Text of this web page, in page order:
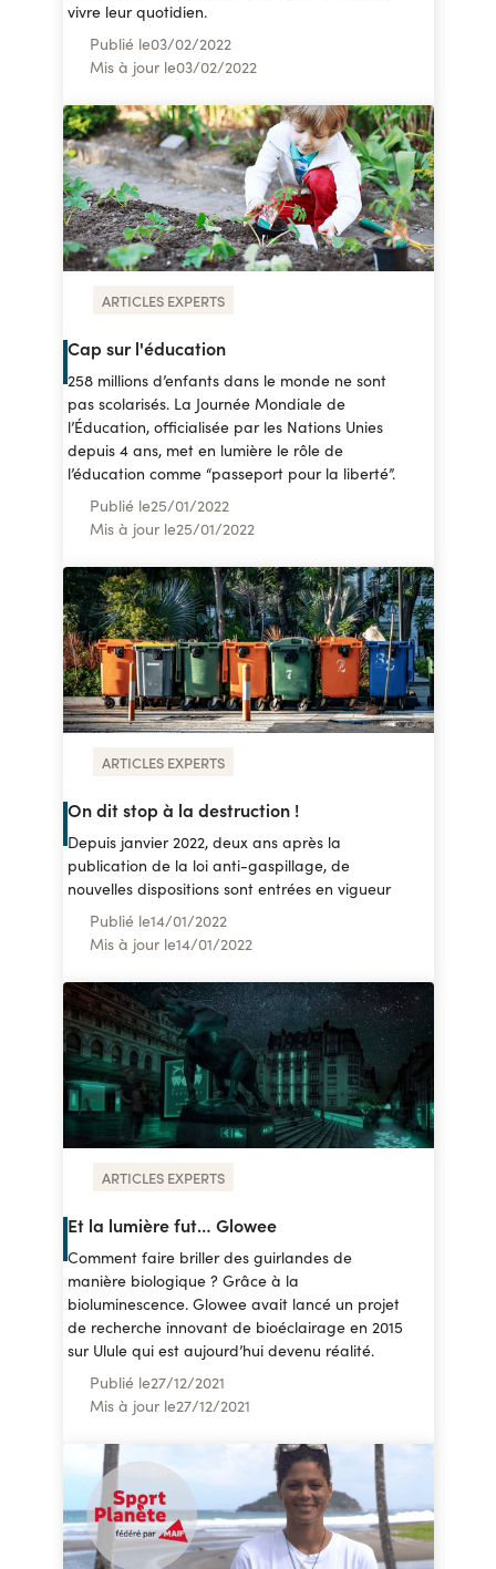
vivre leur quotidien.
Publié le03/02/2022
Mis à jour le03/02/2022
ARTICLES EXPERTS
Cap sur l'éducation
258 millions d’enfants dans le monde ne sont
pas scolarisés. La Journée Mondiale de
l’Éducation, officialisée par les Nations Unies
depuis 4 ans, met en lumière le rôle de
l’éducation comme “passeport pour la liberté”.
Publié le25/01/2022
Mis à jour le25/01/2022
ARTICLES EXPERTS
On dit stop à la destruction !
Depuis janvier 2022, deux ans après la
publication de la loi anti-gaspillage, de
nouvelles dispositions sont entrées en vigueur
Publié le14/01/2022
Mis à jour le14/01/2022
ARTICLES EXPERTS
Et la lumière fut… Glowee
Comment faire briller des guirlandes de
manière biologique ? Grâce à la
bioluminescence. Glowee avait lancé un projet
de recherche innovant de bioéclairage en 2015
sur Ulule qui est aujourd’hui devenu réalité.
Publié le27/12/2021
Mis à jour le27/12/2021